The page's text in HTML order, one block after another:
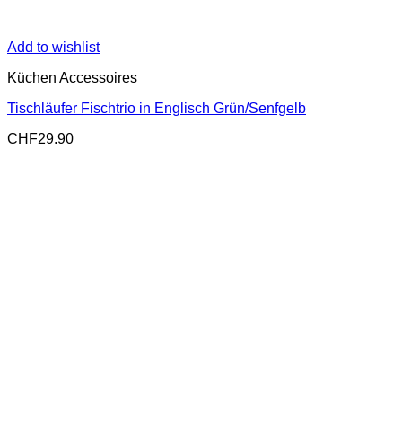
Add to wishlist
Küchen Accessoires
Tischläufer Fischtrio in Englisch Grün/Senfgelb
CHF29.90